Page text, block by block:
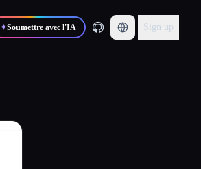
✦Soumettre avec l'IA Sign up